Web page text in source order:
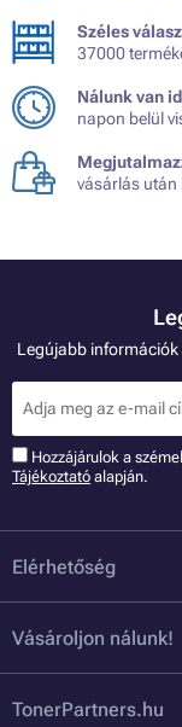
Széles
37000
Nálunk van
napon belül
vásárlás után
Legújabb
Hozzájárulok a
Tájékoztató alapján.
Elérhetőség
Vásároljon nálunk!
TonerPartners.hu